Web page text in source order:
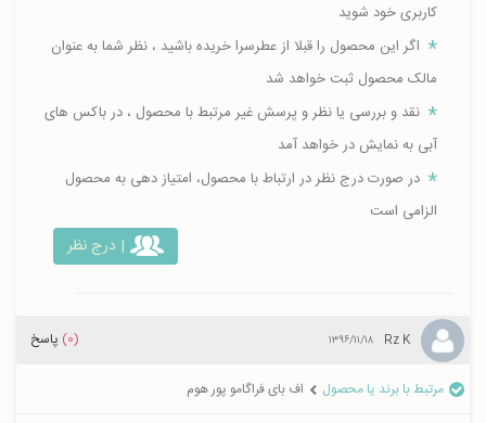
کاربری خود شوید
اگر این محصول را قبلا از عطرسرا خریده باشید ، نظر شما به عنوان
مالک محصول ثبت خواهد شد
نقد و بررسی یا نظر و پرسش غیر مرتبط با محصول ، در باکس های
آبی به نمایش در خواهد آمد
در صورت درج نظر در ارتباط با محصول، امتیاز دهی به محصول
الزامی است
| درج نظر
Rz K ۱۳۹۶/۱۱/۱۸ (0) پاسخ
مرتبط با برند یا محصول اف بای فراگامو پور هوم